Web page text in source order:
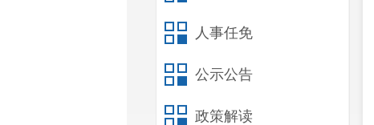
人事任免
公示公告
政策解读